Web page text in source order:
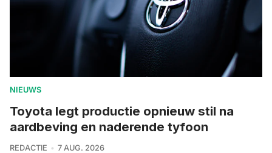
NIEUWS
Toyota legt productie opnieuw stil na
aardbeving en naderende tyfoon
REDACTIE 7 AUG. 2026